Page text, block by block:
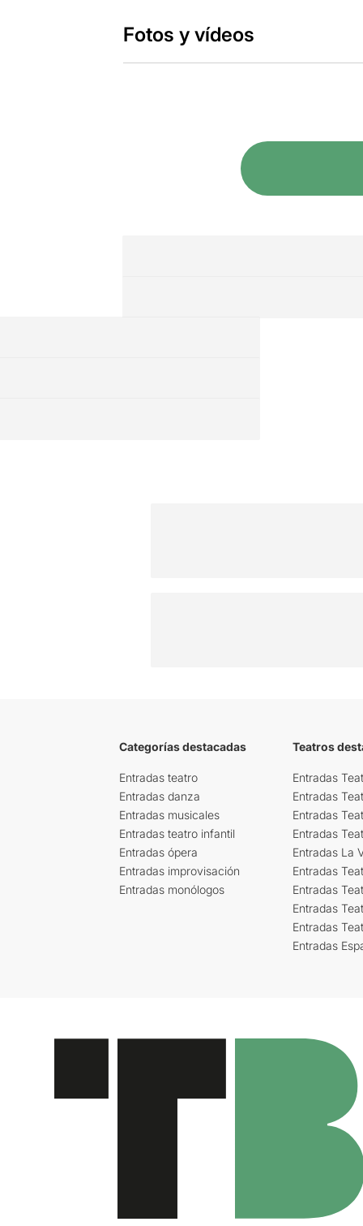
Fotos y vídeos
Categorías destacadas
Entradas teatro
Entradas danza
Entradas musicales
Entradas teatro infantil
Entradas ópera
Entradas improvisación
Entradas monólogos
Teatros
Entradas
Entradas
Entradas
Entradas
Entradas La
Entradas
Entradas
Entradas
Entradas
Entradas